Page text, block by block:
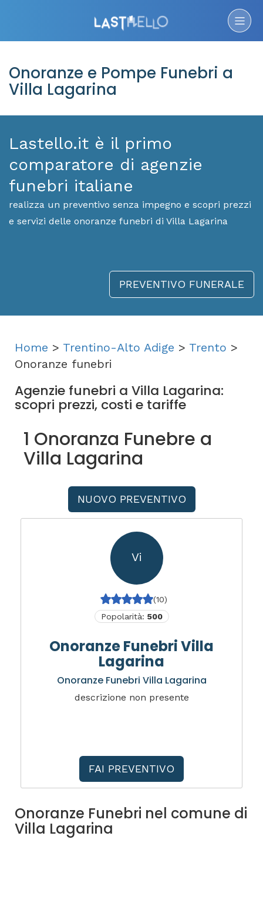
Onoranze e Pompe Funebri a
Villa Lagarina
Lastello.it è il primo
comparatore di agenzie
funebri italiane
realizza un preventivo senza impegno e scopri prezzi
e servizi delle onoranze funebri di Villa Lagarina
PREVENTIVO FUNERALE
Home > Trentino-Alto Adige > Trento >
Onoranze funebri
Agenzie funebri a Villa Lagarina:
scopri prezzi, costi e tariffe
1 Onoranza Funebre a
Villa Lagarina
NUOVO PREVENTIVO
Vi
(10)
Popolarità: 500
Onoranze Funebri Villa
Lagarina
Onoranze Funebri Villa Lagarina
descrizione non presente
FAI PREVENTIVO
Onoranze Funebri nel comune di
Villa Lagarina